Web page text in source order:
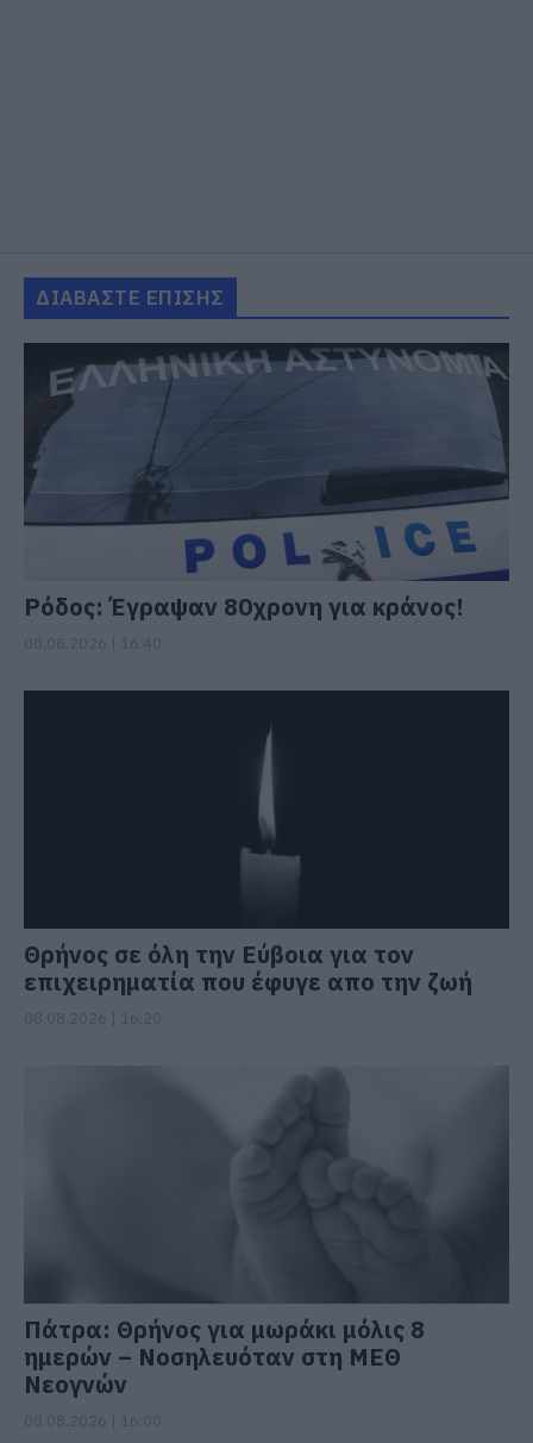
ΔΙΑΒΑΣΤΕ ΕΠΙΣΗΣ
Ρόδος: Έγραψαν 80χρονη για κράνος!
Θρήνος σε όλη την Εύβοια για τον
επιχειρηματία που έφυγε απο την ζωή
Πάτρα: Θρήνος για μωράκι μόλις 8
ημερών – Νοσηλευόταν στη ΜΕΘ
Νεογνών